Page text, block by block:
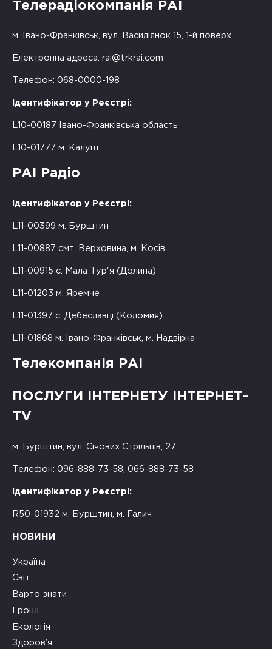
Телерадіокомпанія РАІ
м. Івано-Франківськ, вул. Василіянок 15, 1-й поверх
Електронна адреса: rai@trkrai.com
Телефон: 068-0000-198
Ідентифікатор у Реєстрі:
L10-00187 Івано-Франківська область
L10-01777 м. Калуш
РАІ Радіо
Ідентифікатор у Реєстрі:
L11-00399 м. Бурштин
L11-00887 смт. Верховина, м. Косів
L11-00915 с. Мала Тур'я (Долина)
L11-01203 м. Яремче
L11-01397 с. Дебеславці (Коломия)
L11-01868 м. Івано-Франківськ, м. Надвірна
Телекомпанія РАІ
ПОСЛУГИ ІНТЕРНЕТУ ІНТЕРНЕТ-
TV
м. Бурштин, вул. Січових Стрільців, 27
Телефон: 096-888-73-58, 066-888-73-58
Ідентифікатор у Реєстрі:
R50-01932 м. Бурштин, м. Галич
НОВИНИ
Україна
Світ
Варто знати
Гроші
Екологія
Здоров’я